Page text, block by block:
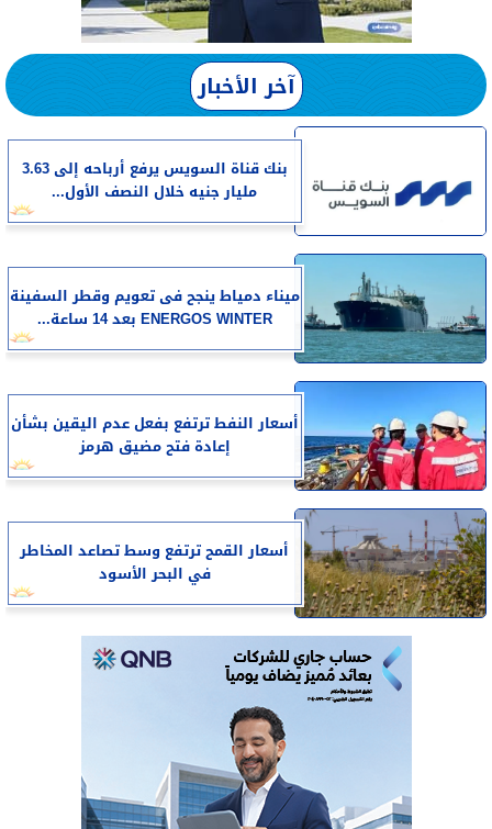
آخر الأخبار
بنك قناة السويس يرفع أرباحه إلى 3.63
مليار جنيه خلال النصف الأول...
​ميناء دمياط ينجح فى تعويم وقطر السفينة
ENERGOS WINTER بعد 14 ساعة...
أسعار النفط ترتفع بفعل عدم اليقين بشأن
إعادة فتح مضيق هرمز
أسعار القمح ترتفع وسط تصاعد المخاطر
في البحر الأسود